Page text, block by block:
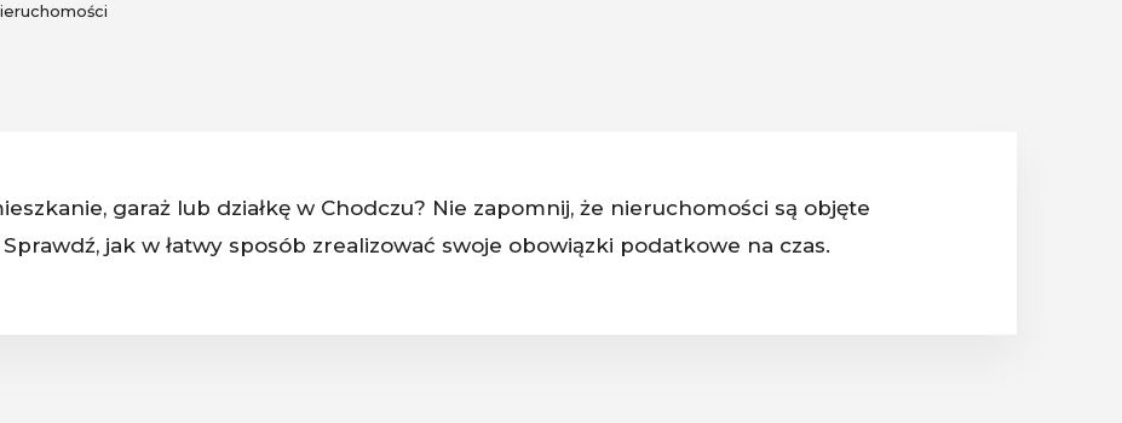
garaż lub działkę w Chodczu? Nie zapomnij, że nieruchomości są objęte
jak w łatwy sposób zrealizować swoje obowiązki podatkowe na czas.